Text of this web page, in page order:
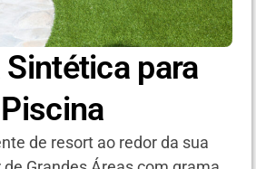
Sintética para
Piscina
de resort ao redor da sua